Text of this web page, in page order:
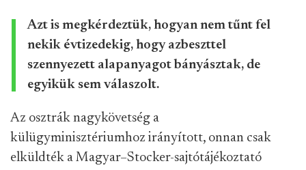
Azt is megkérdeztük, hogyan nem tűnt fel
nekik évtizedekig, hogy azbeszttel
szennyezett alapanyagot bányásztak, de
egyikük sem válaszolt.
Az osztrák nagykövetség a
külügyminisztériumhoz irányított, onnan csak
elküldték a Magyar–Stocker-sajtótájékoztató